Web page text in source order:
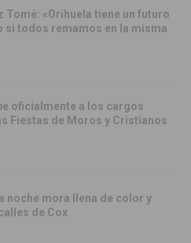
Tomé: «Orihuela tiene un futuro
si todos remamos en la misma
oficialmente a los cargos
Fiestas de Moros y Cristianos
noche mora llena de color y
de Cox